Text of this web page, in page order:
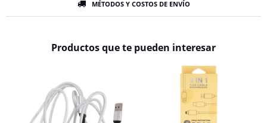
MÉTODOS Y COSTOS DE ENVÍO
Productos que te pueden interesar